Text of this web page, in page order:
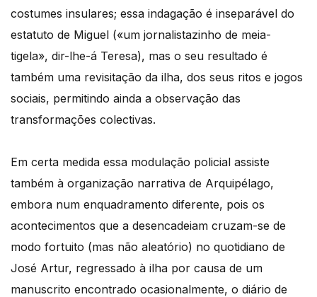
costumes insulares; essa indagação é inseparável do
estatuto de Miguel («um jornalistazinho de meia-
tigela», dir-lhe-á Teresa), mas o seu resultado é
também uma revisitação da ilha, dos seus ritos e jogos
sociais, permitindo ainda a observação das
transformações colectivas.
Em certa medida essa modulação policial assiste
também à organização narrativa de Arquipélago,
embora num enquadramento diferente, pois os
acontecimentos que a desencadeiam cruzam-se de
modo fortuito (mas não aleatório) no quotidiano de
José Artur, regressado à ilha por causa de um
manuscrito encontrado ocasionalmente, o diário de